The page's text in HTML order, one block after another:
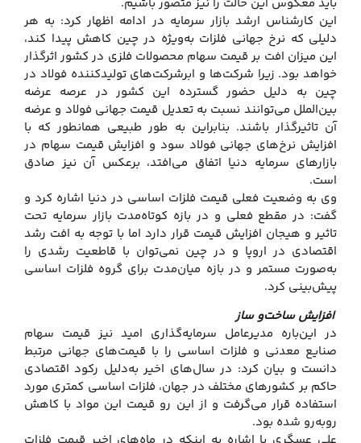
این کارشناس ارشد بازار سرمایه در ادامه اظهار کرد: به هر
دلیلی که نرخ جهانی فلزات به‌ویژه در چین کاهش پیدا کند،
این میزان افت بر قیمت سهام محصولات فلزی در کشور اثرگذار
خواهد بود. زیرا شرکت‌ها و ابرشرکت‌های تولیدکننده فولاد در
چین به دلیل حضور گسترده این کشور در عرصه عرضه
بین‌الملل می‌توانند نسبت به تعدیل قیمت جهانی فولاد و عرضه
آن تاثیرگذار باشند. بنابراین به طور طبیعی همانطور که با
افزایش نرخ‌های جهانی فولاد سود و افزایش قیمت سهام در
بازارهای سرمایه دنیا اتفاق می‌افتد، برعکس آن نیز صادق
است.
وی به وضعیت فعلی قیمت فلزات اساسی در دنیا اشاره کرد و
گفت: در مقطع فعلی و در بازه کوتاه‌مدت بازار سرمایه تحت
تاثیر و هیجان افزایش قیمت قرار دارد اما با توجه به افت رشد
اقتصادی در اروپا و در چین نمی‌توان با قاطعیت رشدی را
به‌صورت مستمر و در بازه میان‌مدت برای گروه فلزات اساسی
پیش‌بینی کرد.
افزایش ساخت‌و ساز
در این‌باره مدیرعامل سرمایه‌گذاری امید نیز قیمت سهام
صنایع معدنی و فلزات اساسی را با قیمت‌های جهانی مرتبط
دانست و بیان کرد: در سال‌های اخیر به‌دلیل رکود اقتصادی
حاکم بر کشورهای مختلف در جهان، فلزات اساسی کمتری مورد
استفاده قرار می‌گرفت و از این رو قیمت این مواد با کاهش
روبه‌رو شده بود.